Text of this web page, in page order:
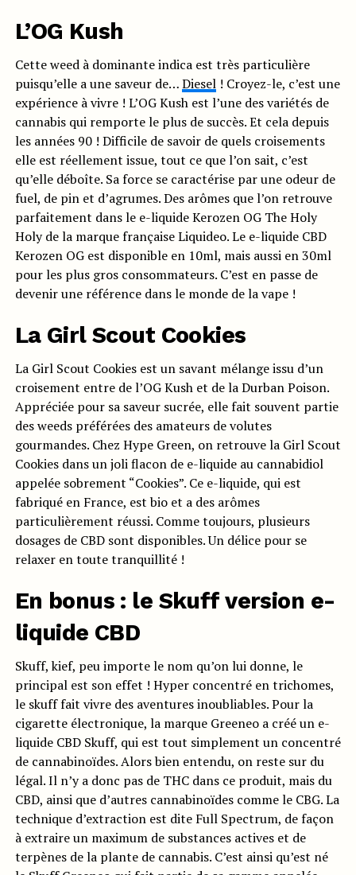
L’OG Kush
Cette weed à dominante indica est très particulière
puisqu’elle a une saveur de…Diesel! Croyez-le, c’est une
expérience à vivre ! L’OG Kush est l’une des variétés de
cannabis qui remporte le plus de succès. Et cela depuis
les années 90 ! Difficile de savoir de quels croisements
elle est réellement issue, tout ce que l’on sait, c’est
qu’elle déboîte. Sa force se caractérise par une odeur de
fuel, de pin et d’agrumes. Des arômes que l’on retrouve
parfaitement dans le e-liquide Kerozen OG The Holy
Holy de la marque française Liquideo. Le e-liquide CBD
Kerozen OG est disponible en 10ml, mais aussi en 30ml
pour les plus gros consommateurs. C’est en passe de
devenir une référence dans le monde de la vape !
La Girl Scout Cookies
La Girl Scout Cookies est un savant mélange issu d’un
croisement entre de l’OG Kush et de la Durban Poison.
Appréciée pour sa saveur sucrée, elle fait souvent partie
des weeds préférées des amateurs de volutes
gourmandes. Chez Hype Green, on retrouve la Girl Scout
Cookies dans un joli flacon de e-liquide au cannabidiol
appelée sobrement “Cookies”. Ce e-liquide, qui est
fabriqué en France, est bio et a des arômes
particulièrement réussi. Comme toujours, plusieurs
dosages de CBD sont disponibles. Un délice pour se
relaxer en toute tranquillité !
En bonus : le Skuff version e-
liquide CBD
Skuff, kief, peu importe le nom qu’on lui donne, le
principal est son effet ! Hyper concentré en trichomes,
le skuff fait vivre des aventures inoubliables. Pour la
cigarette électronique, la marque Greeneo a créé un e-
liquide CBD Skuff, qui est tout simplement un concentré
de cannabinoïdes. Alors bien entendu, on reste sur du
légal. Il n’y a donc pas de THC dans ce produit, mais du
CBD, ainsi que d’autres cannabinoïdes comme le CBG. La
technique d’extraction est dite Full Spectrum, de façon
à extraire un maximum de substances actives et de
terpènes de la plante de cannabis. C’est ainsi qu’est né